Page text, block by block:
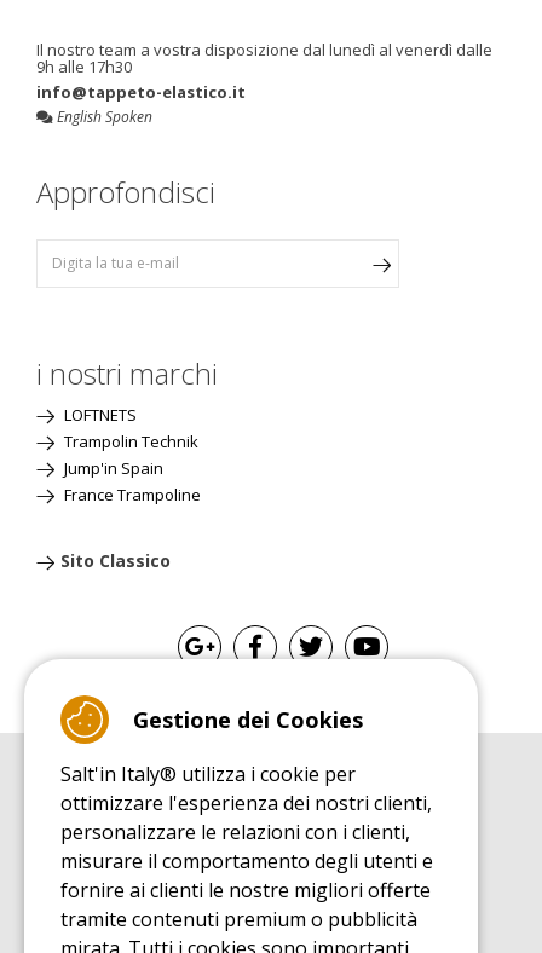
Il nostro team a vostra disposizione dal lunedì al venerdì dalle
9h alle 17h30
info@tappeto-elastico.it
English Spoken
Approfondisci
i nostri marchi
LOFTNETS
Trampolin Technik
Jump'in Spain
France Trampoline
Sito Classico
GUIDA ALL'ACQUISTO
Guida all'acquisito tappeti elastici
GUIDA ALL'INSTALLAZIONE
Guida al montaggio tappeto elastico da giardino
GUIDA DI MANUTENZIONE
Guida alla manutenzione del vostro tappeto elastico
Gestione dei Cookies
Salt'in Italy® utilizza i cookie per
ottimizzare l'esperienza dei nostri clienti,
personalizzare le relazioni con i clienti,
misurare il comportamento degli utenti e
fornire ai clienti le nostre migliori offerte
tramite contenuti premium o pubblicità